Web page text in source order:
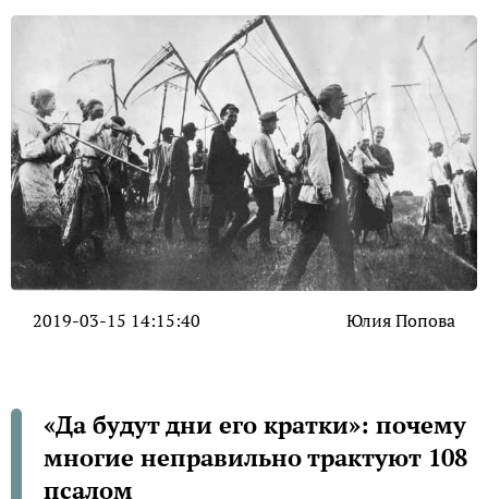
2019-03-15 14:15:40 Юлия Попова
«Да будут дни его кратки»: почему
многие неправильно трактуют 108
псалом